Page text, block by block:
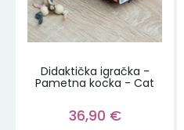
Didaktička igračka -
Pametna kocka - Cat
36,90 €